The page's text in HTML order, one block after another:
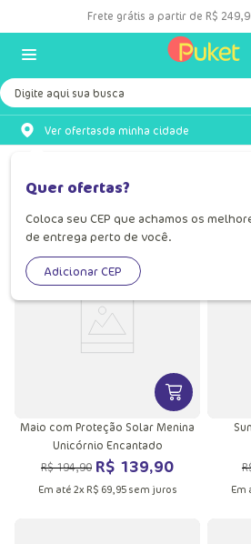
Frete grátis a partir de R$
Digite aqui sua busca
Ver ofertasda minha cidade
Quer ofertas?
Coloca seu CEP que achamos os
de entrega perto de você.
Adicionar CEP
Mais Recentes
VER MAIS
Maio com Proteção Solar Menina
Unicórnio Encantado
R$194,90 R$ 139,90
Em até 2x R$ 69,95sem juros Em